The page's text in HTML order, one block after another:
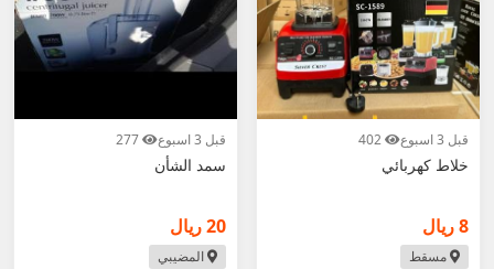
1. اطلب صور حديثة + فيديو تشغيل + فاتورة + ضمان
إن وجد.
2. تحقق من قوة الموتور، عدم وجود اهتزاز، نظافة
الشفرات.
3. قارن الأسعار: متعدد الوظائف أغلى لكن أكثر فائدة.
4. ابحث عن "محضر طعام"، "عصير"، "مستعمل
5. للشراء الآمن: جرب الجهاز قبل الدفع.
قبل 3 اسبوع
خلاط كهربائي
8 ريال
مسقط
قبل 3 اسبوع
سمد الشأن
20 ريال
المضيبي